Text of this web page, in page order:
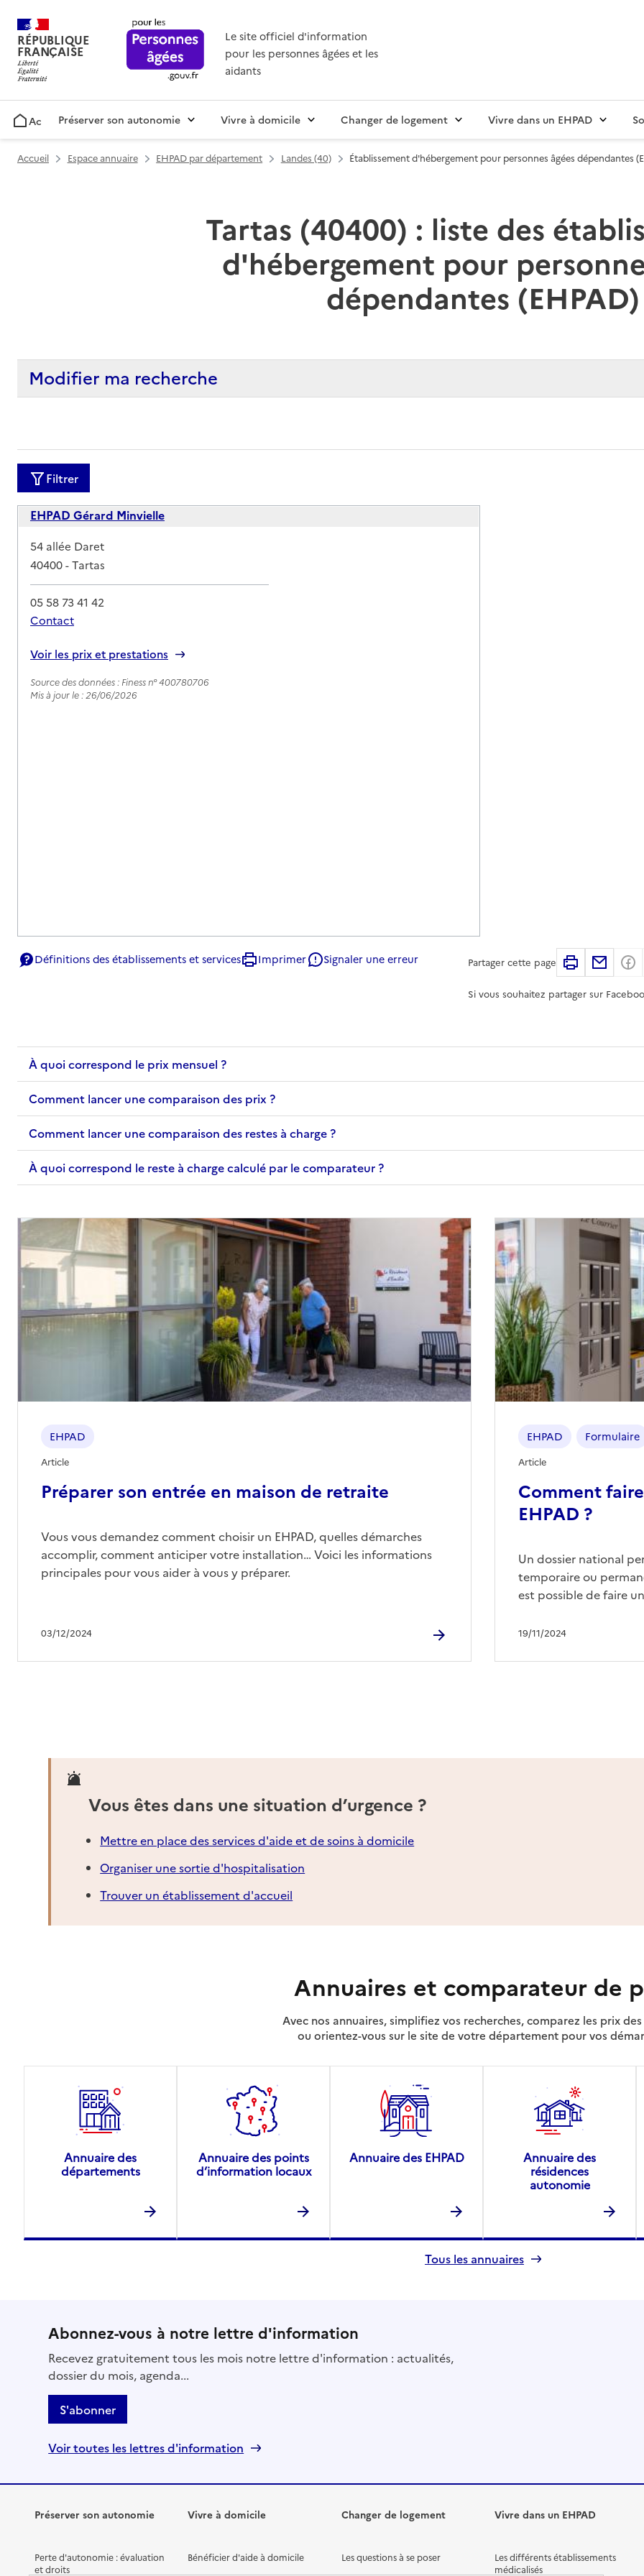
RÉPUBLIQUE
FRANÇAISE
Le site officiel d'information
pour les personnes âgées et les
aidants
AccueilPréserver son autonomie Vivre à domicile Changer de logement Vivre dans un EHPAD
Accueil Espace annuaire EHPAD par département Landes (40) Établissement d'hébergement pour personnes âgées dépendantes
Tartas (40400) : liste des
d'hébergement pour
dépendantes (EHPAD)
Modifier ma recherche
Filtrer
EHPAD Gérard Minvielle
Adresse
54 allée Daret
40400-Tartas
05 58 73 41 42
Contact
Voir les prix et prestations
Source des données : Finess n° 400780706
Mis à jour le : 26/06/2026
Définitions des établissements et services Imprimer Signaler une erreur Partager cette page Imprimer
Si vous souhaitez partager sur
À quoi correspond le prix mensuel ?
Comment lancer une comparaison des prix ?
Comment lancer une comparaison des restes à charge ?
À quoi correspond le reste à charge calculé par le comparateur ?
Préparer son entrée en maison de retraite
03/12/2024
EHPAD
Article
Vous vous demandez comment choisir un EHPAD, quelles démarches
accomplir, comment anticiper votre installation… Voici les informations
principales pour vous aider à vous y préparer.
Comment
EHPAD ?
19/11/2024
EHPAD Formulaire
Article
Un dossier national
temporaire ou
est possible de faire
Vous êtes dans une situation d’urgence ?
Mettre en place des services d'aide et de soins à domicile
Organiser une sortie d'hospitalisation
Trouver un établissement d'accueil
Annuaires et comparateur de
Avec nos annuaires, simplifiez vos recherches, comparez les prix des
ou orientez-vous sur le site de votre département pour vos
Annuaire des
départements
Annuaire des points
d’information locaux
Annuaire des EHPAD
Annuaire des
résidences
autonomie
Tous les annuaires
Abonnez-vous à notre lettre d'information
Recevez gratuitement tous les mois notre lettre d'information : actualités,
dossier du mois, agenda...
S'abonner
Voir toutes les lettres d'information
Préserver son autonomie
Perte d'autonomie : évaluation
et droits
Vivre à domicile
Bénéficier d'aide à domicile
Changer de logement
Les questions à se poser
Vivre dans un EHPAD
Les différents établissements
médicalisés